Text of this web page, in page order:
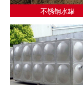
不锈钢水罐